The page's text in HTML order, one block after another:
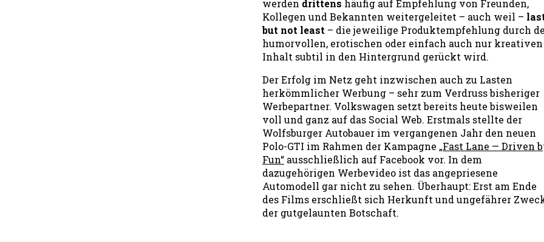
werden drittens häufig auf Empfehlung von Freunden,
Kollegen und Bekannten weitergeleitet – auch weil –
but not least – die jeweilige Produktempfehlung durch
humorvollen, erotischen oder einfach auch nur kreativen
Inhalt subtil in den Hintergrund gerückt wird.
Der Erfolg im Netz geht inzwischen auch zu Lasten
herkömmlicher Werbung – sehr zum Verdruss bisheriger
Werbepartner. Volkswagen setzt bereits heute bisweilen
voll und ganz auf das Social Web. Erstmals stellte der
Wolfsburger Autobauer im vergangenen Jahr den neuen
Polo-GTI im Rahmen der Kampagne „Fast Lane — Driven
Fun“ ausschließlich auf Facebook vor. In dem
dazugehörigen Werbevideo ist das angepriesene
Automodell gar nicht zu sehen. Überhaupt: Erst am Ende
des Films erschließt sich Herkunft und ungefährer
der gutgelaunten Botschaft.